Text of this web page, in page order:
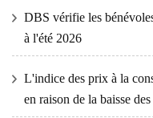
DBS vérifie les
à l'été 2026
L'indice des prix à la
en raison de la baisse